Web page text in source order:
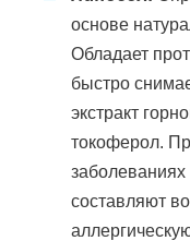
основе
Обладает
быстро
экстракт
токоферол.
составляют